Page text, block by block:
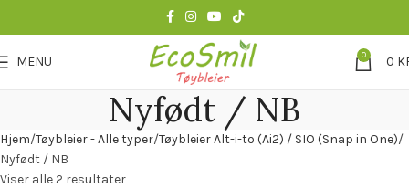
MENU 0 0
Nyfødt / NB
Hjem Tøybleier - Alle typer Tøybleier Alt-i-to (Ai2) / SIO (Snap in One)
Nyfødt / NB
Viser alle 2 resultater